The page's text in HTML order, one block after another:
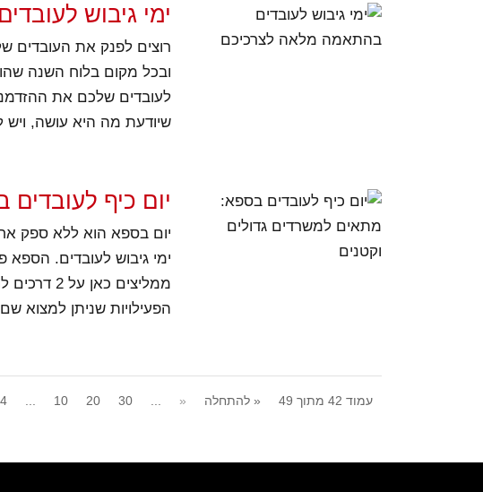
ימי גיבוש
ובכל מקום בלוח השנה
לעובדים שלכם את
שיודעת מה היא עושה, ויש
יום כיף
יום בספא הוא ללא ספק
ימי גיבוש לעובדים. הספא
ממליצים
הפעילויות שניתן למצוא
עמוד 42 מתוך 49 « להתחלה «
10 20 30